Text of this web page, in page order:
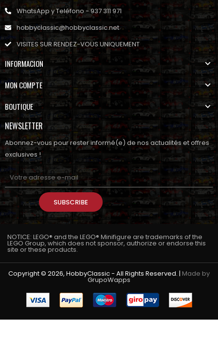
WhatsApp y Teléfono - 937 311 971
hobbyclassic@hobbyclassic.net
VISITES SUR RENDEZ-VOUS UNIQUEMENT
INFORMACION
MON COMPTE
BOUTIQUE
NEWSLETTER
Abonnez-vous pour rester informé(e) de nos actualités et offres
exclusives !
SUBSCRIBE
NOTICE: LEGO® and the LEGO® Minifigure are trademarks of the
LEGO Group, which does not sponsor, authorize or endorse this
site or these products.
Copyright © 2026, HobbyClassic - All Rights Reserved. | Made by
GrupoWapps